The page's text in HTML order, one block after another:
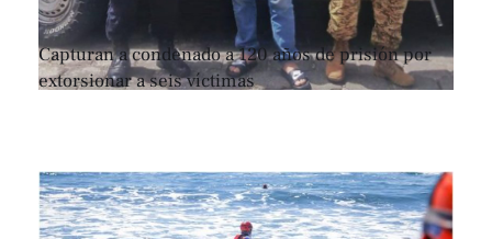
Capturan a condenado a 120 años de prisión por
extorsionar a seis víctimas